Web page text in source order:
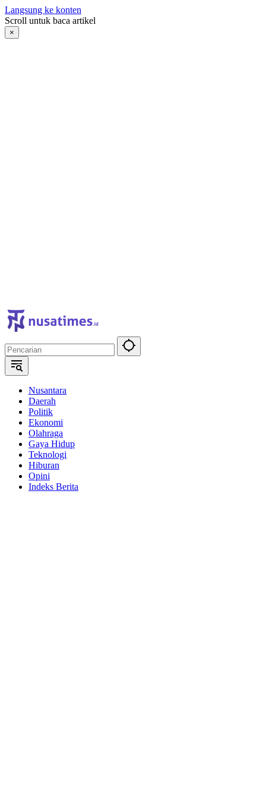
Langsung ke konten
Scroll untuk baca artikel
×
Nusantara
Daerah
Politik
Ekonomi
Olahraga
Gaya Hidup
Teknologi
Hiburan
Opini
Indeks Berita